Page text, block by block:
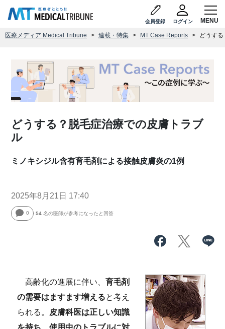
会員登録 ログイン
医療メディア Medical Tribune 連載・特集 MT Case Reports どうす
どうする？脱毛症治療での皮膚トラブ
ル
ミノキシジル含有育毛剤による接触皮膚炎の1例
2025年8月21日 17:40
0 54 名の医師が参考になったと回答
高齢化の進展に伴い、育毛剤
の需要はますます増えると考え
られる。 皮膚科医は正しい知識
を持ち、使用中のトラブルに対